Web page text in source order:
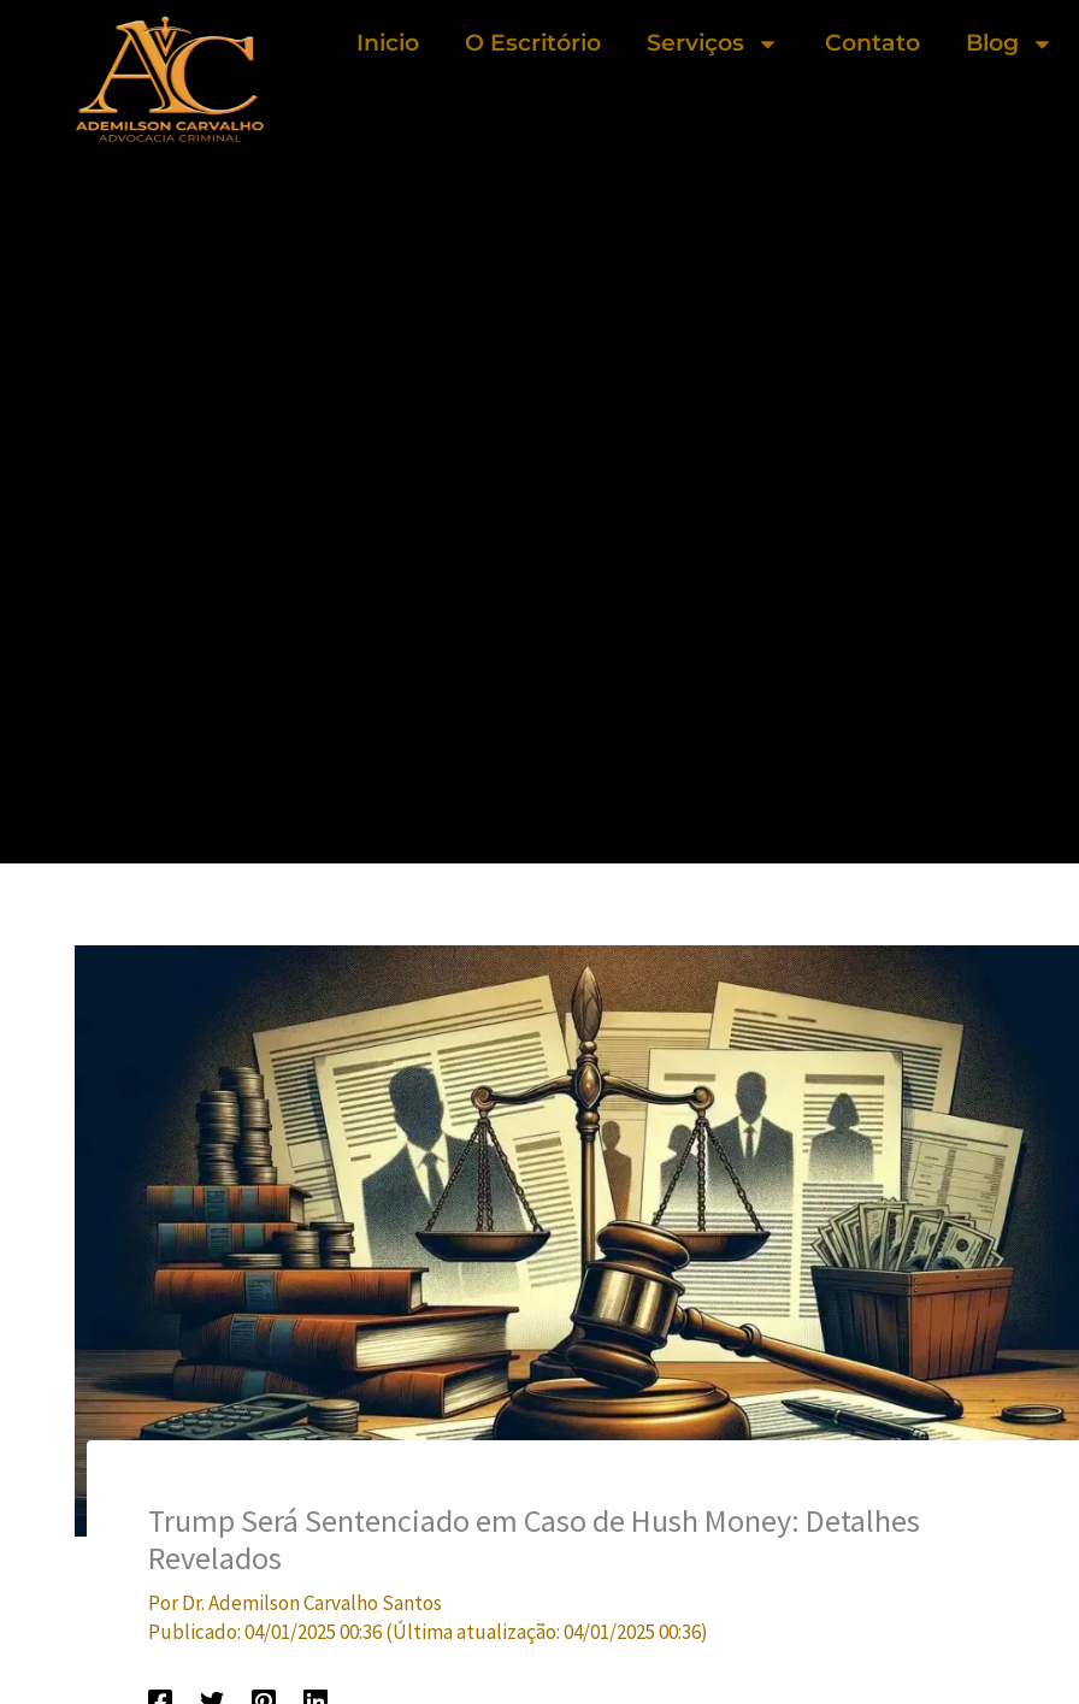
conteúdo
Inicio O Escritório Serviços Contato Blog
Trump Será Sentenciado em Caso de Hush Money: Detalhes
Revelados
PorDr. Ademilson Carvalho Santos
Publicado:04/01/2025 00:36(Última atualização:04/01/2025 00:36)